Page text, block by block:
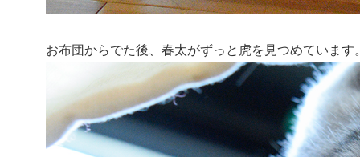
お布団からでた後、春太がずっと虎を見つめています